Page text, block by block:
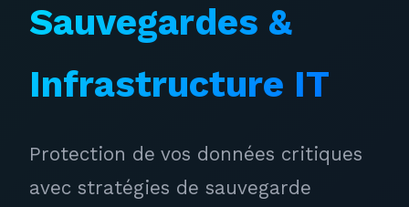
Sauvegardes &
Infrastructure IT
Protection de vos données critiques
avec stratégies de sauvegarde